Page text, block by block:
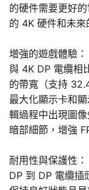
的硬件需要更好
的 4K 硬件和未來
增強的遊戲體驗：
與 4K DP 電纜相
的帶寬（支持
最大化顯示卡和
輯過程中出現圖
暗部細節，增強
耐用性與保護性：
DP 到 DP 電纜插